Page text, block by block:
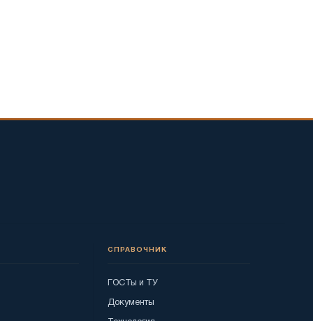
СПРАВОЧНИК
ГОСТы и ТУ
Документы